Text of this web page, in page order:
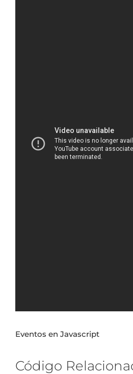
Eventos en Javascript
Código